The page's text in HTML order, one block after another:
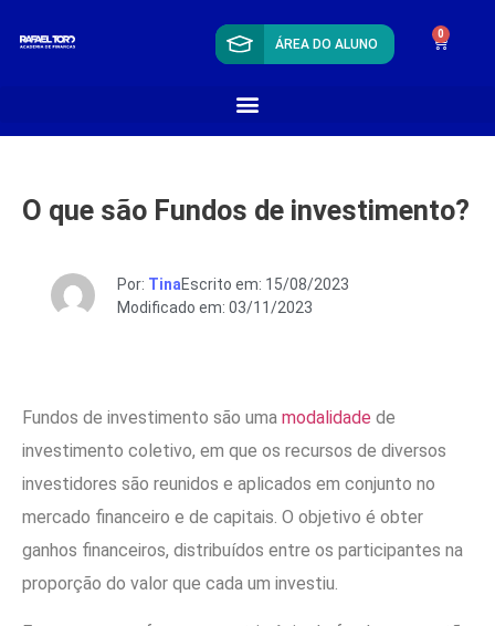
ÁREA DO ALUNO
0
O que são Fundos de investimento?
Por: TinaEscrito em: 15/08/2023
Modificado em: 03/11/2023
Fundos de investimento são uma modalidade de
investimento coletivo, em que os recursos de diversos
investidores são reunidos e aplicados em conjunto no
mercado financeiro e de capitais. O objetivo é obter
ganhos financeiros, distribuídos entre os participantes na
proporção do valor que cada um investiu.